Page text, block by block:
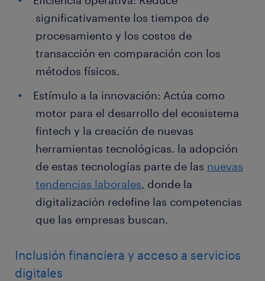
significativamente los tiempos de
procesamiento y los costos de
transacción en comparación con los
métodos físicos.
Estímulo a la innovación: Actúa como
motor para el desarrollo del ecosistema
fintech y la creación de nuevas
herramientas tecnológicas. la adopción
de estas tecnologías parte de las nuevas
tendencias laborales, donde la
digitalización redefine las competencias
que las empresas buscan.
Inclusión financiera y acceso a servicios
digitales